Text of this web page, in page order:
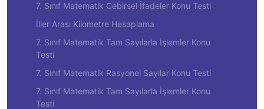
7. Sınıf Matematik Cebirsel İfadeler Konu Testi
İller Arası Kilometre Hesaplama
7. Sınıf Matematik Tam Sayılarla İşlemler Konu
Testi
7. Sınıf Matematik Rasyonel Sayılar Konu Testi
7. Sınıf Matematik Tam Sayılarla İşlemler Konu
Testi